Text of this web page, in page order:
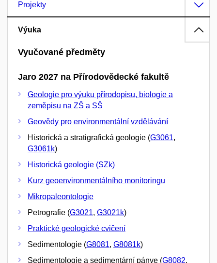
Projekty
Výuka
Vyučované předměty
Jaro 2027 na Přírodovědecké fakultě
Geologie pro výuku přírodopisu, biologie a
zeměpisu na ZŠ a SŠ
Geovědy pro environmentální vzdělávání
Historická a stratigrafická geologie (G3061,
G3061k)
Historická geologie (SZk)
Kurz geoenvironmentálního monitoringu
Mikropaleontologie
Petrografie (G3021, G3021k)
Praktické geologické cvičení
Sedimentologie (G8081, G8081k)
Sedimentologie a sedimentární pánve (G8082,